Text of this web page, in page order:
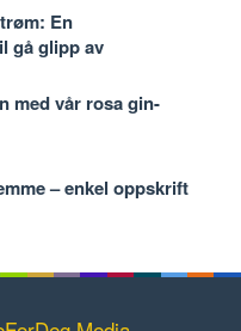
En
gå glipp av
med vår rosa gin-
– enkel oppskrift